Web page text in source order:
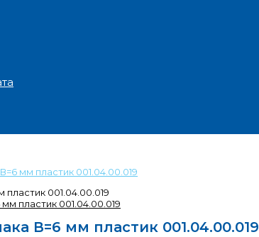
мм пластик 001.04.00.019
001.04.00.019
В=6 мм пластик 001.04.00.019